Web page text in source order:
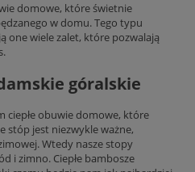
domowe, które świetnie
w domu. Tego typu
one wiele zalet, które pozwalają
góralskie
ciepłe obuwie domowe, które
stóp jest niezwykle ważne,
Wtedy nasze stopy
i zimno. Ciepłe bambosze